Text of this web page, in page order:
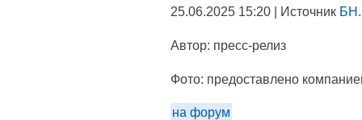
25.06.2025 15:20 | Источник
Автор: пресс-релиз
Фото: предоставлено
на форум